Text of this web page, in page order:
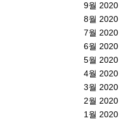
9월 2020
8월 2020
7월 2020
6월 2020
5월 2020
4월 2020
3월 2020
2월 2020
1월 2020